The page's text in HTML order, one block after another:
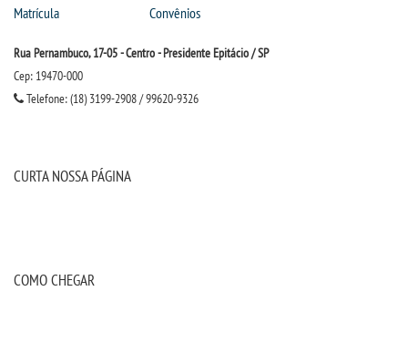
Matrícula
Convênios
Rua Pernambuco, 17-05 - Centro - Presidente Epitácio / SP
Cep: 19470-000
Telefone: (18) 3199-2908 / 99620-9326
CURTA NOSSA PÁGINA
COMO CHEGAR